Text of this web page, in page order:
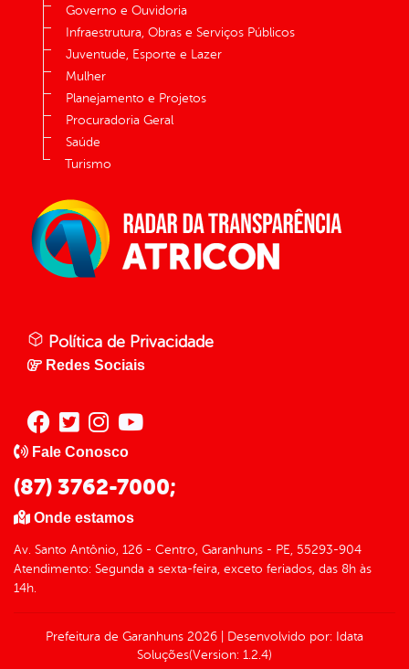
Governo e Ouvidoria
Infraestrutura, Obras e Serviços Públicos
Juventude, Esporte e Lazer
Mulher
Planejamento e Projetos
Procuradoria Geral
Saúde
Turismo
Política de Privacidade
Redes Sociais
Fale Conosco
(87) 3762-7000;
Onde estamos
Av. Santo Antônio, 126 - Centro, Garanhuns - PE, 55293-904
Atendimento: Segunda a sexta-feira, exceto feriados, das 8h às
14h.
Prefeitura de Garanhuns 2026 Desenvolvido por: Idata
Soluções(Version: 1.2.4)